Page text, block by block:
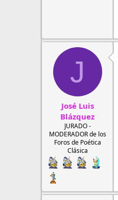
J
José Luis
Blázquez
JURADO -
MODERADOR de los
Foros de Poética
Clásica